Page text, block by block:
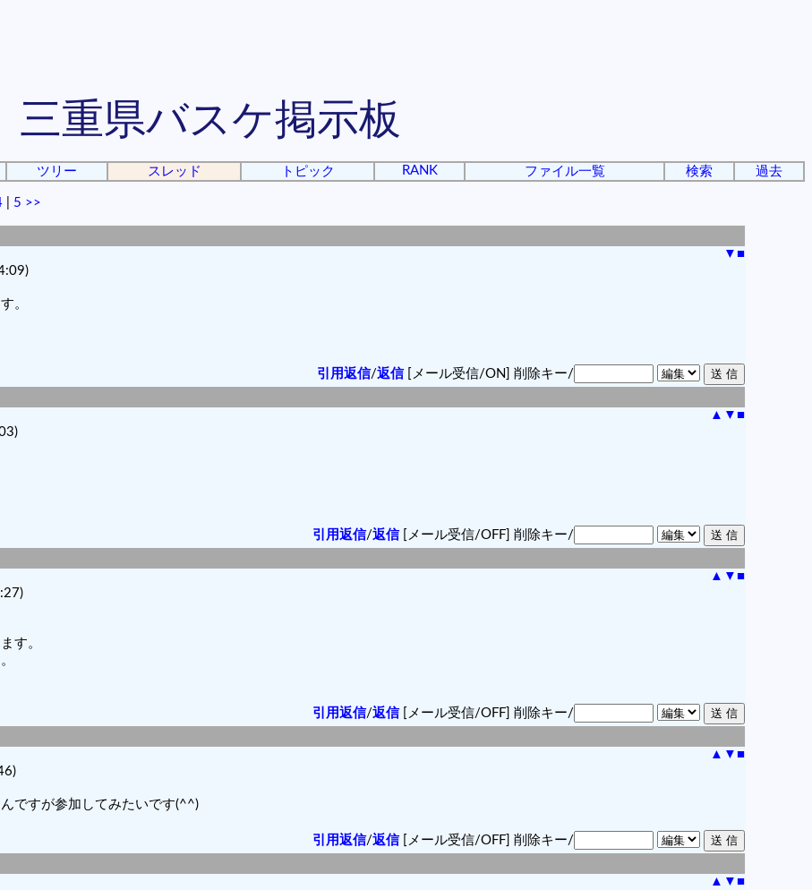
三重県バスケ掲示板
ツリー スレッド トピック RANK ファイル一覧 検索 過去
5 >>
▼ ■
。
引用返信/返信[メール受信/ON] 削除キー/
▲ ▼ ■
引用返信/返信[メール受信/OFF] 削除キー/
▲ ▼ ■
す。
引用返信/返信[メール受信/OFF] 削除キー/
▲ ▼ ■
ですが参加してみたいです(^^)
引用返信/返信[メール受信/OFF] 削除キー/
▲ ▼ ■